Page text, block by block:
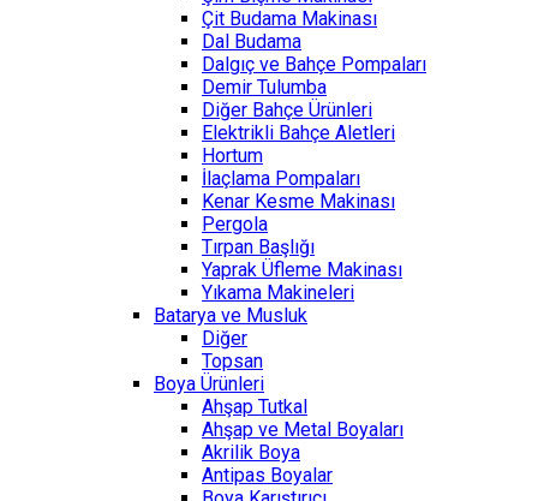
Çit Budama Makinası
Dal Budama
Dalgıç ve Bahçe Pompaları
Demir Tulumba
Diğer Bahçe Ürünleri
Elektrikli Bahçe Aletleri
Hortum
İlaçlama Pompaları
Kenar Kesme Makinası
Pergola
Tırpan Başlığı
Yaprak Üfleme Makinası
Yıkama Makineleri
Batarya ve Musluk
Diğer
Topsan
Boya Ürünleri
Ahşap Tutkal
Ahşap ve Metal Boyaları
Akrilik Boya
Antipas Boyalar